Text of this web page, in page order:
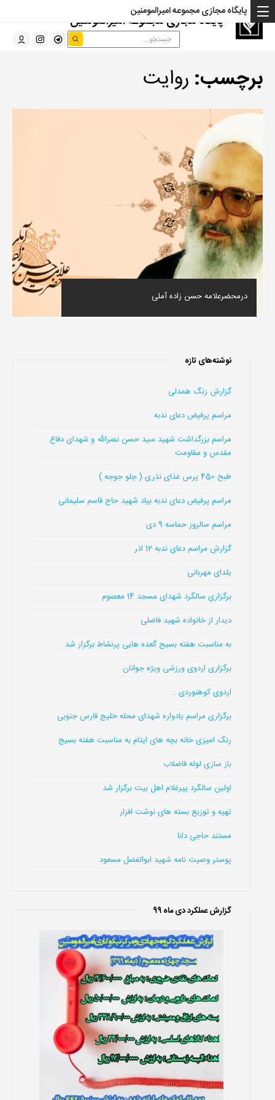
پایگاه مجازی مجموعه امیرالمومنین
پایگاه مجازی مجموعه امیرالمومنین
برچسب: روایت
درمحضرعلامه حسن زاده آملی
نوشته‌های تازه
گزارش زنگ همدلی
مراسم پرفیض دعای ندبه
مراسم بزرگداشت شهید سید حسن نصرالله و شهدای دفاع
مقدس و مقاومت
طبخ 450 پرس غذای نذری ( چلو جوجه )
مراسم پرفیض دعای ندبه بیاد شهید حاج قاسم سلیمانی
مراسم سالروز حماسه 9 دی
گزارش مراسم دعای ندبه 12 اذر
یلدای مهربانی
برگزاری سالگرد شهدای مسجد 14 معصوم
دیدار از خانواده شهید فاضلی
به مناسبت هفته بسیج گعده هایی پرنشاط برگزار شد
برگزاری اردوی ورزشی ویژه جوانان
اردوی کوهنوردی …
برگزاری مراسم یادواره شهدای محله خلیج فارس جنوبی
رنگ امیزی خانه بچه های ایتام به مناسبت هفته بسیج
باز سازی لوله فاضلاب
اولین سالگرد پیرغلام اهل بیت برگزار شد
تهیه و توزیع بسته های نوشت افزار
مستند حاجی دانا
پوستر وصیت نامه شهید ابوالفضل مسعود
گزارش عملکرد دی ماه 99